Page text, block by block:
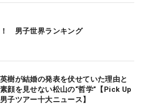
男子世界ランキング
樹が結婚の発表を伏せていた理由と
顔を見せない松山の“哲学”【Pick Up
子ツアー十大ニュース】